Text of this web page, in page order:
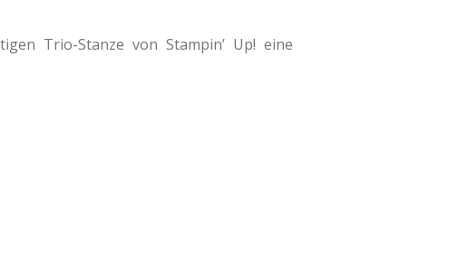
Trio-Stanze von Stampin’ Up! eine